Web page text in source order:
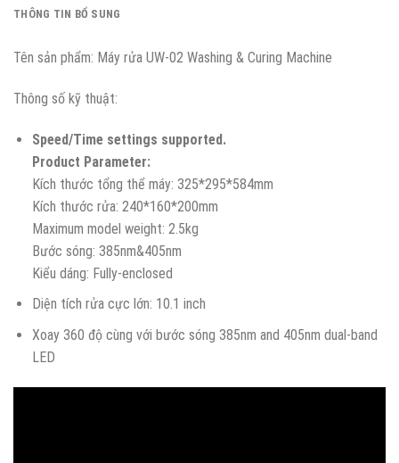
THÔNG TIN BỔ SUNG
Tên sản phẩm: Máy rửa UW-02 Washing & Curing Machine
Thông số kỹ thuật:
Speed/Time settings supported.
Product Parameter:
Kích thước tổng thể máy: 325*295*584mm
Kích thước rửa: 240*160*200mm
Maximum model weight: 2.5kg
Bước sóng: 385nm&405nm
Kiểu dáng: Fully-enclosed
Diện tích rửa cực lớn: 10.1 inch
Xoay 360 độ cùng với bước sóng 385nm and 405nm dual-band
LED